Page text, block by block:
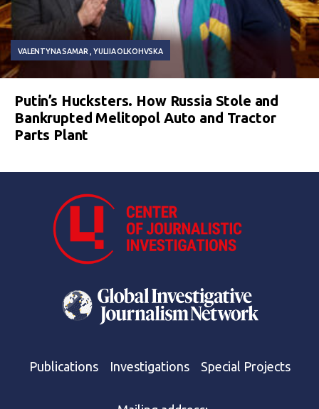
VALENTYNA SAMAR YULIIA OLKOHVSKA
Putin’s Hucksters. How Russia Stole and
Bankrupted Melitopol Auto and Tractor
Parts Plant
Publications Investigations Special Projects